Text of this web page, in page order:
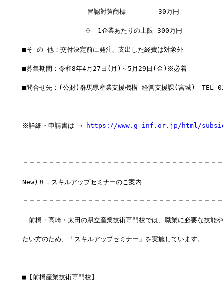
冒認対策商標　　　　　30万円
※　1企業あたりの上限 300万円
■そ の 他：交付決定前に発注、支出した経費は対象外
■募集期間：令和8年4月27日(月)～5月29日(金)※必着
■問合せ先：(公財)群馬県産業支援機構 経営支援課(宮城)　TEL
※詳細・申請書は → https://www.g-inf.or.jp/html/
＝＝＝＝＝＝＝＝＝＝＝＝＝＝＝＝＝＝＝＝＝＝＝＝＝＝＝＝＝＝
New)８．スキルアップセミナーのご案内
＝＝＝＝＝＝＝＝＝＝＝＝＝＝＝＝＝＝＝＝＝＝＝＝＝＝＝＝＝＝
前橋・高崎・太田の県立産業技術専門校では、職業に必要な技能
たい方のため、「スキルアップセミナー」を実施しています。
■【前橋産業技術専門校】